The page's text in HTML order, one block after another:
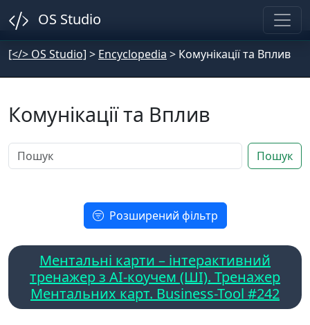
OS Studio
[</> OS Studio] > Encyclopedia > Комунікації та Вплив
Комунікації та Вплив
Пошук
Розширений фільтр
Ментальні карти – інтерактивний
тренажер з AI-коучем (ШІ). Тренажер
Ментальних карт. Business-Tool #242